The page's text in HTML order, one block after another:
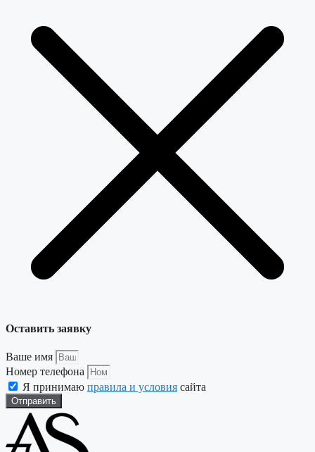
Оставить заявку
Ваше имя
Номер телефона
Я принимаю правила и условия сайта
Отправить